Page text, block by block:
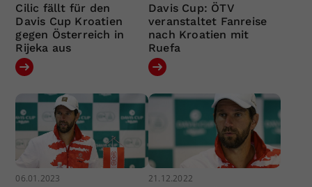
Cilic fällt für den
Davis Cup Kroatien
gegen Österreich in
Rijeka aus
Davis Cup: ÖTV
veranstaltet Fanreise
nach Kroatien mit
Ruefa
06.01.2023 21.12.2022